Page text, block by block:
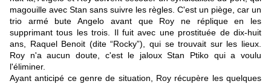
magouille avec Stan sans suivre les règles. C'est un piège, car un
trio armé bute Angelo avant que Roy ne réplique en les
supprimant tous les trois. Il fuit avec une prostituée de dix-huit
ans, Raquel Benoit (dite “Rocky”), qui se trouvait sur les lieux.
Roy n'a aucun doute, c'est le jaloux Stan Ptiko qui a voulu
l'éliminer.
Ayant anticipé ce genre de situation, Roy récupère les quelques